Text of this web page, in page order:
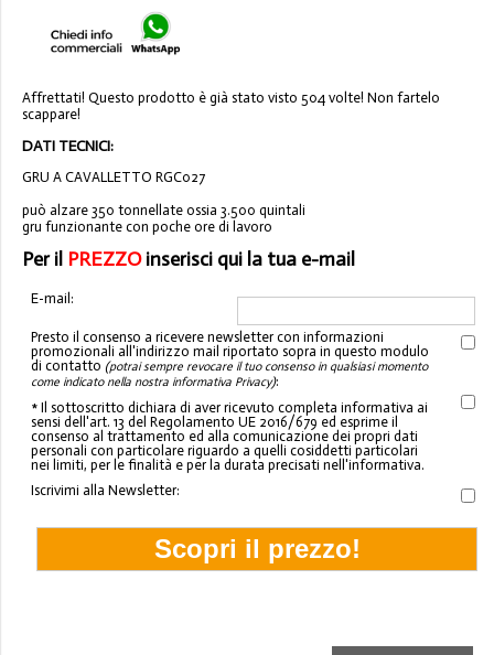
Affrettati! Questo prodotto è già stato visto 504 volte! Non fartelo
scappare!
DATI TECNICI:
GRU A CAVALLETTO RGC027
può alzare 350 tonnellate ossia 3.500 quintali
gru funzionante con poche ore di lavoro
Per il PREZZOinserisci qui la tua e-mail
E-mail:
Presto il consenso a ricevere newsletter con informazioni
promozionali all'indirizzo mail riportato sopra in questo modulo
di contatto (potrai sempre revocare il tuo consenso in qualsiasi momento
come indicato nella nostra informativa Privacy):
* Il sottoscritto dichiara di aver ricevuto completa informativa ai
sensi dell'art. 13 del Regolamento UE 2016/679 ed esprime il
consenso al trattamento ed alla comunicazione dei propri dati
personali con particolare riguardo a quelli cosiddetti particolari
nei limiti, per le finalità e per la durata precisati nell'informativa.
Iscrivimi alla Newsletter: